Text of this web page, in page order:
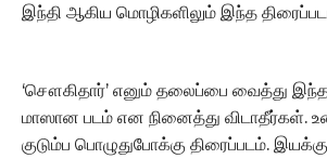
இந்தி ஆகிய மொழிகளிலும் இந்த
‘சௌகிதார்’ எனும் தலைப்பை வைத்து
மாஸான படம் என நினைத்து விடாதீர்கள்.
குடும்ப பொழுதுபோக்கு திரைப்படம்.